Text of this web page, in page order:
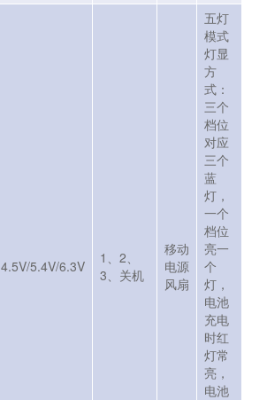
4.5V/5.4V/6.3V
1、2、
3、关机
移动
电源
风扇
五灯
模式
灯显
方
式：
三个
档位
对应
三个
蓝
灯，
一个
档位
亮一
个
灯，
电池
充电
时红
灯常
亮，
电池